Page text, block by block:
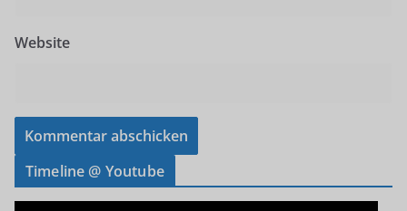
Website
Timeline @ Youtube